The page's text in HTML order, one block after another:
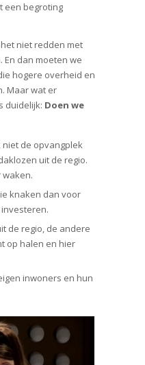
een begroting
niet redden met
En dan moeten we
hogere overheid en
Maar wat er
duidelijk: Doen we
de opvangplek
uit de regio.
waken.
knaken dan voor
de regio, de andere
op halen en hier
inwoners en hun